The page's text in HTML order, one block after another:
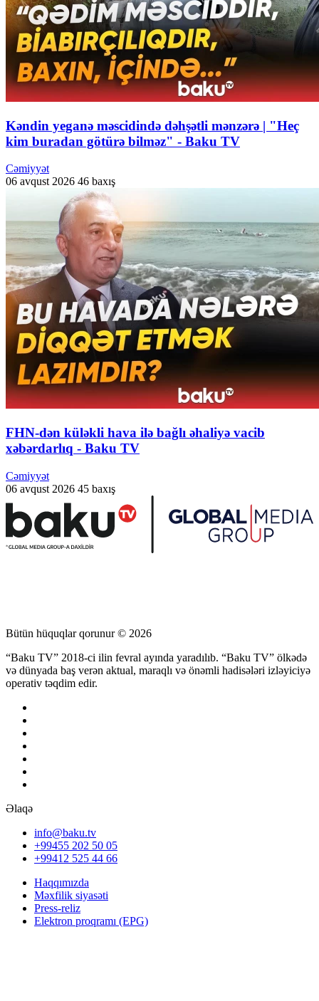
Kəndin yeganə məscidində dəhşətli mənzərə | "Heç
kim buradan götürə bilməz" - Baku TV
Cəmiyyət
06 avqust 2026 46 baxış
FHN-dən küləkli hava ilə bağlı əhaliyə vacib
xəbərdarlıq - Baku TV
Cəmiyyət
06 avqust 2026 45 baxış
Bütün hüquqlar qorunur © 2026
“Baku TV” 2018-ci ilin fevral ayında yaradılıb. “Baku TV” ölkədə
və dünyada baş verən aktual, maraqlı və önəmli hadisələri izləyiciyə
operativ təqdim edir.
Əlaqə
info@baku.tv
+99455 202 50 05
+99412 525 44 66
Haqqımızda
Məxfilik siyasəti
Press-reliz
Elektron proqramı (EPG)